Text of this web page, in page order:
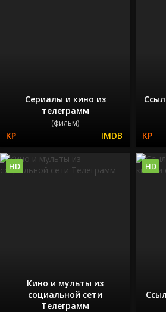
Сериалы и кино из
телеграмм
(фильм)
Кино и мульты из
социальной сети
Телеграмм
HD HD